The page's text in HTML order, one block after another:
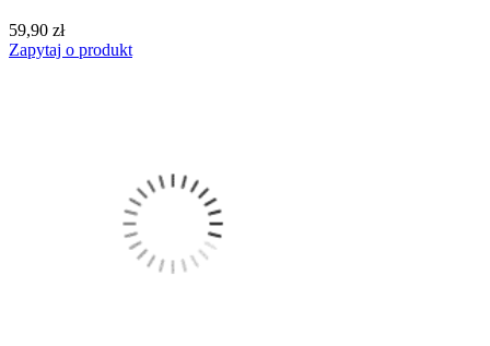
59,90 zł
Zapytaj o produkt